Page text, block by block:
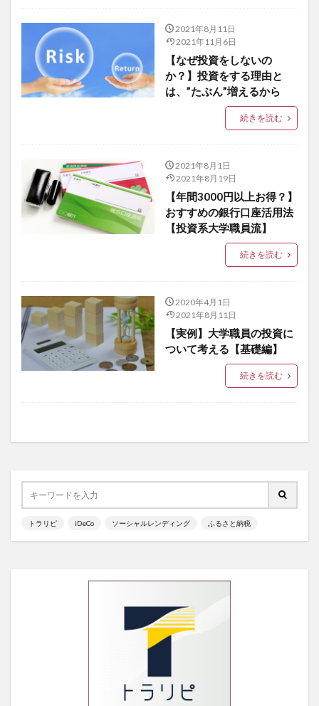
2021年8月11日
2021年11月6日
【なぜ投資をしないの
か？】投資をする理由と
は、”たぶん”増えるから
続きを読む
2021年8月1日
2021年8月19日
【年間3000円以上お得？】
おすすめの銀行口座活用法
【投資系大学職員流】
続きを読む
2020年4月1日
2021年8月11日
【実例】大学職員の投資に
ついて考える【基礎編】
続きを読む
トラリピ iDeCo ソーシャルレンディング ふるさと納税